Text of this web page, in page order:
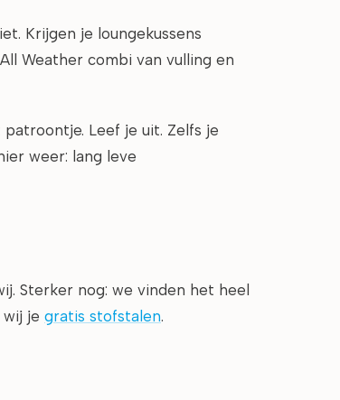
Krijgen je loungekussens
Weather combi van vulling en
Leef je uit. Zelfs je
weer: lang leve
Sterker nog: we vinden het heel
je gratis stofstalen.